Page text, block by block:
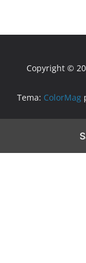
Copyright ©
Tema: ColorMag